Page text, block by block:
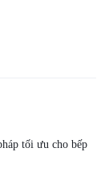
tối ưu cho bếp